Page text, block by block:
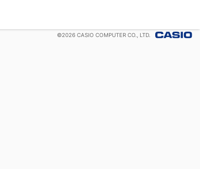
©2026 CASIO COMPUTER CO., LTD.